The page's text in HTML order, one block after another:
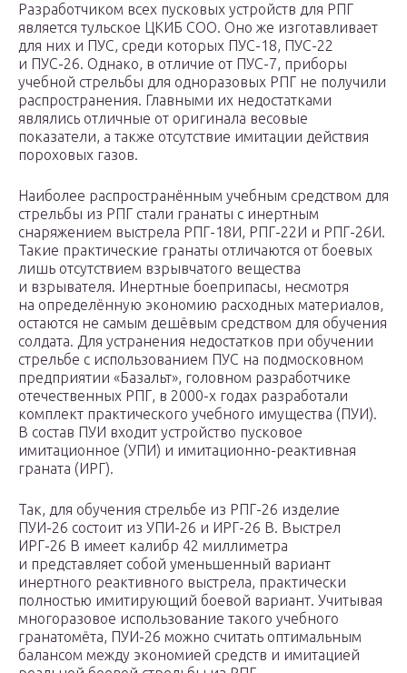
Разработчиком всех пусковых устройств для РПГ
является тульское ЦКИБ СОО. Оно же изготавливает
для них и ПУС, среди которых ПУС-18, ПУС-22
и ПУС-26. Однако, в отличие от ПУС-7, приборы
учебной стрельбы для одноразовых РПГ не получили
распространения. Главными их недостатками
являлись отличные от оригинала весовые
показатели, а также отсутствие имитации действия
пороховых газов.
Наиболее распространённым учебным средством для
стрельбы из РПГ стали гранаты с инертным
снаряжением выстрела РПГ-18И, РПГ-22И и РПГ-26И.
Такие практические гранаты отличаются от боевых
лишь отсутствием взрывчатого вещества
и взрывателя. Инертные боеприпасы, несмотря
на определённую экономию расходных материалов,
остаются не самым дешёвым средством для обучения
солдата. Для устранения недостатков при обучении
стрельбе с использованием ПУС на подмосковном
предприятии «Базальт», головном разработчике
отечественных РПГ, в 2000-х годах разработали
комплект практического учебного имущества (ПУИ).
В состав ПУИ входит устройство пусковое
имитационное (УПИ) и имитационно-реактивная
граната (ИРГ).
Так, для обучения стрельбе из РПГ-26 изделие
ПУИ-26 состоит из УПИ-26 и ИРГ-26 В. Выстрел
ИРГ-26 В имеет калибр 42 миллиметра
и представляет собой уменьшенный вариант
инертного реактивного выстрела, практически
полностью имитирующий боевой вариант. Учитывая
многоразовое использование такого учебного
гранатомёта, ПУИ-26 можно считать оптимальным
балансом между экономией средств и имитацией